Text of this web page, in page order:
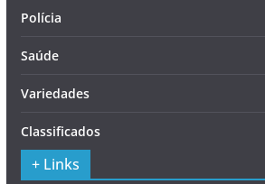
Polícia
Saúde
Variedades
Classificados
+ Links